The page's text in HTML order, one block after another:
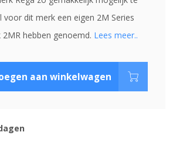
dit merk een eigen 2M Series
hebben genoemd. Lees meer..
aan winkelwagen